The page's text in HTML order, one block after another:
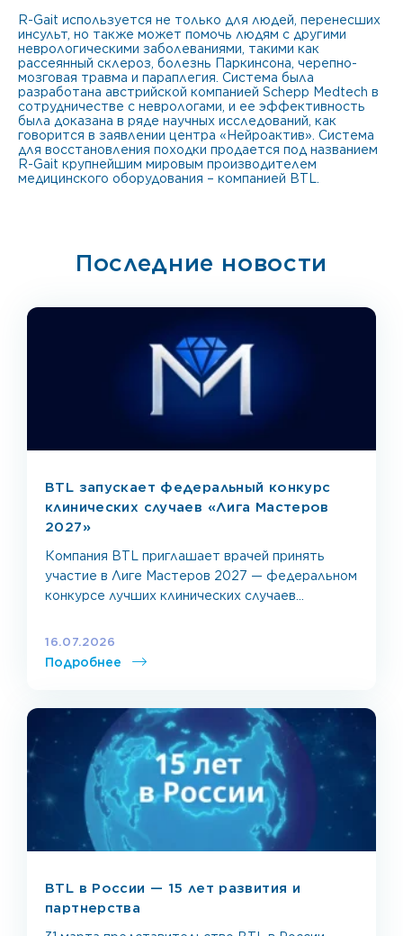
R-Gait используется не только для людей, перенесших
инсульт, но также может помочь людям с другими
неврологическими заболеваниями, такими как
рассеянный склероз, болезнь Паркинсона, черепно-
мозговая травма и параплегия. Система была
разработана австрийской компанией Schepp Medtech в
сотрудничестве с неврологами, и ее эффективность
была доказана в ряде научных исследований, как
говорится в заявлении центра «Нейроактив». Система
для восстановления походки продается под названием
R-Gait крупнейшим мировым производителем
медицинского оборудования – компанией BTL.
Последние новости
BTL запускает федеральный конкурс
клинических случаев «Лига Мастеров
2027»
Компания BTL приглашает врачей принять
участие в Лиге Мастеров 2027 — федеральном
конкурсе лучших клинических случаев
Конкурс проходит в два этапа: региональный (8
площадок по всей России) и финал в Москве в
ведущих международных конгрессов: ISPRM,
ESPRM, ESSKA […]
16.07.2026
Подробнее
BTL в России — 15 лет развития и
партнерства